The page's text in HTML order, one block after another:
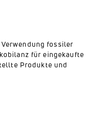
fossiler
für eingekaufte
Produkte und